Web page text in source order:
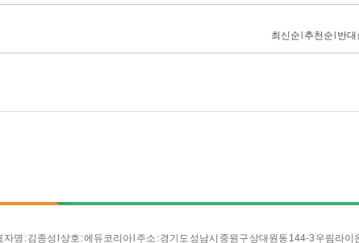
자명 : 김종성 l 상호 : 에듀코리아 l 주소 : 경기도 성남시 중원구 상대원동 144-3 우림라